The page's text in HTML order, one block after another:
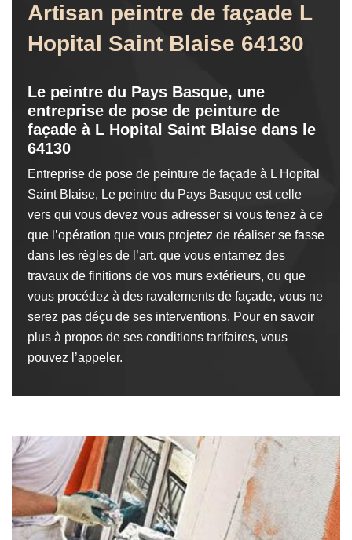
Artisan peintre de façade L
Hopital Saint Blaise 64130
Le peintre du Pays Basque, une
entreprise de pose de peinture de
façade à L Hopital Saint Blaise dans le
64130
Entreprise de pose de peinture de façade à L Hopital
Saint Blaise, Le peintre du Pays Basque est celle
vers qui vous devez vous adresser si vous tenez à ce
que l’opération que vous projetez de réaliser se fasse
dans les règles de l’art. que vous entamez des
travaux de finitions de vos murs extérieurs, ou que
vous procédez à des ravalements de façade, vous ne
serez pas déçu de ses interventions. Pour en savoir
plus à propos de ses conditions tarifaires, vous
pouvez l’appeler.